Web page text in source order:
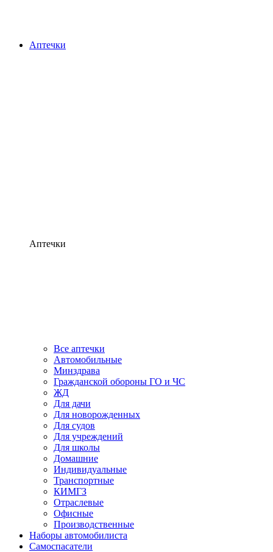
Аптечки
Аптечки
Все аптечки
Автомобильные
Минздрава
Гражданской обороны ГО и ЧС
ЖД
Для дачи
Для новорожденных
Для судов
Для учреждений
Для школы
Домашние
Индивидуальные
Транспортные
КИМГЗ
Отраслевые
Офисные
Производственные
Наборы автомобилиста
Самоспасатели